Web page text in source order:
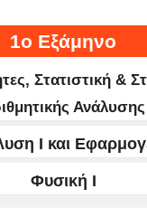
1ο Εξάμηνο
Στατιστική &
Ανάλυσης
I και
Φυσική I